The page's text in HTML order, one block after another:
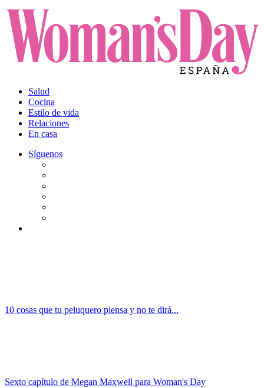
Salud
Cocina
Estilo de vida
Relaciones
En casa
Síguenos
10 cosas que tu peluquero piensa y no te dirá...
Sexto capítulo de Megan Maxwell para Woman's Day